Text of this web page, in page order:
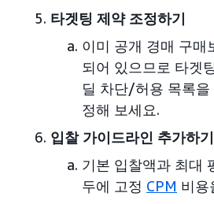
타겟팅 제약 조정하기
이미 공개 경매 구매
되어 있으므로 타겟
딜 차단/허용 목록을
정해 보세요.
입찰 가이드라인 추가하기
기본 입찰액과 최대
두에 고정 CPM 비용